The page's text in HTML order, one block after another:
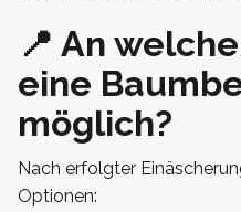
📍 An
eine
möglich?
Nach erfolgter
Optionen: